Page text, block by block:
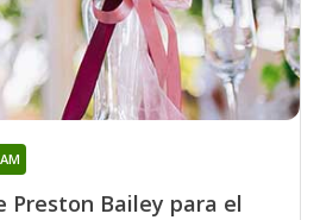
Preston Bailey para el